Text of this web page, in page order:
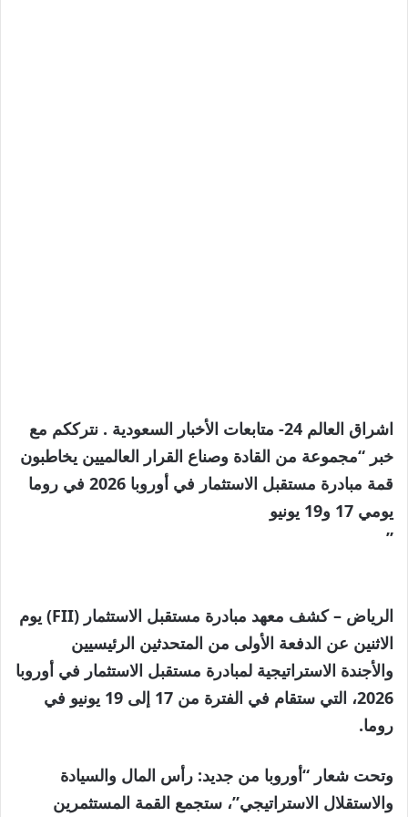
اشراق العالم 24- متابعات الأخبار السعودية . نترككم مع
خبر “مجموعة من القادة وصناع القرار العالميين يخاطبون
قمة مبادرة مستقبل الاستثمار في أوروبا 2026 في روما
يومي 17 و19 يونيو
”
الرياض – كشف معهد مبادرة مستقبل الاستثمار (FII) يوم
الاثنين عن الدفعة الأولى من المتحدثين الرئيسيين
والأجندة الاستراتيجية لمبادرة مستقبل الاستثمار في أوروبا
2026، التي ستقام في الفترة من 17 إلى 19 يونيو في
روما.
وتحت شعار “أوروبا من جديد: رأس المال والسيادة
والاستقلال الاستراتيجي”، ستجمع القمة المستثمرين